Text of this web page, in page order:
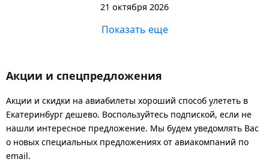
21 октября 2026
Показать еще
Акции и спецпредложения
Акции и скидки на авиабилеты хороший способ улететь в
Екатеринбург дешево. Воспользуйтесь подпиской, если не
нашли интересное предложение. Мы будем уведомлять Вас
о новых специальных предложениях от авиакомпаний по
email.